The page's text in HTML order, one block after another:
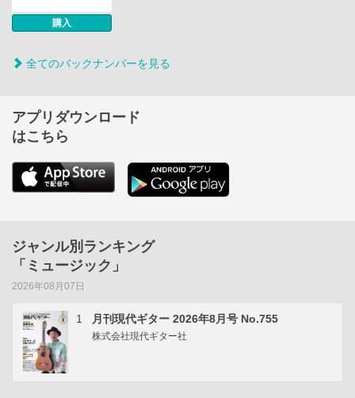
購入
全てのバックナンバーを見る
アプリダウンロード
はこちら
ジャンル別ランキング
「ミュージック」
2026年08月07日
1 月刊現代ギター 2026年8月号 No.755
株式会社現代ギター社